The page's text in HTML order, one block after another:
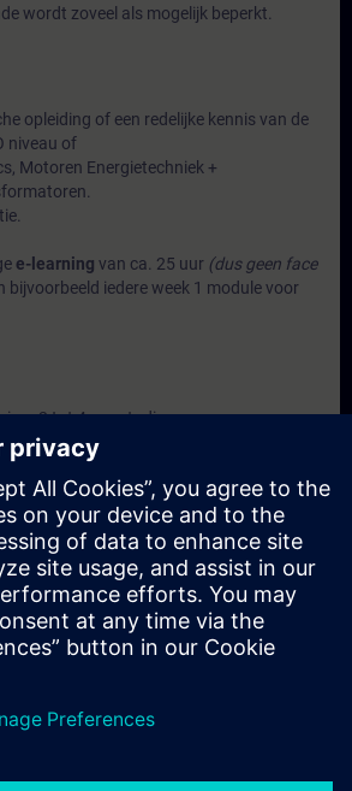
wordt zoveel als mogelijk beperkt.
opleiding of een redelijke kennis van de
niveau of
Motoren Energietechniek +
e-learning van ca. 25 uur (dus geen face
bijvoorbeeld iedere week 1 module voor
2 tot 4 uur studie.
alle modules af te ronden. Na 1 jaar
je er toch niet aan toe? Geen probleem.
een jaar verlengen.
is bij de bedrijfsvoering van
een goed inzicht willen hebben in de
en het regelen van